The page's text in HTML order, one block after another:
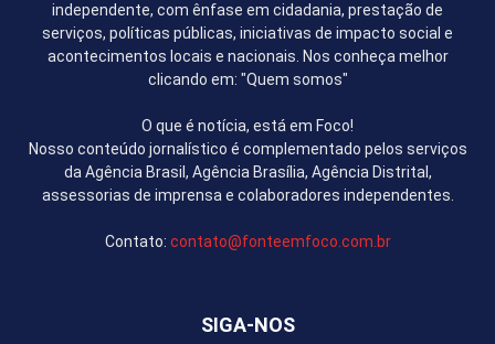
independente, com ênfase em cidadania, prestação de
serviços, políticas públicas, iniciativas de impacto social e
acontecimentos locais e nacionais. Nos conheça melhor
clicando em: "Quem somos"
O que é notícia, está em Foco!
Nosso conteúdo jornalístico é complementado pelos serviços
da Agência Brasil, Agência Brasília, Agência Distrital,
assessorias de imprensa e colaboradores independentes.
Contato: contato@fonteemfoco.com.br
SIGA-NOS